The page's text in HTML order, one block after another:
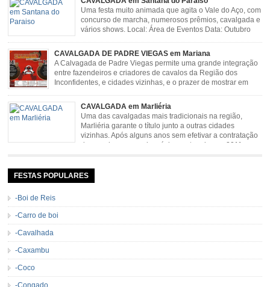
Uma festa muito animada que agita o Vale do Aço, com
concurso de marcha, numerosos prêmios, cavalgada e
vários shows. Local: Área de Eventos Data: Outubro
CAVALGADA DE PADRE VIEGAS em Mariana
A Calvagada de Padre Viegas permite uma grande integração
entre fazendeiros e criadores de cavalos da Região dos
Inconfidentes, e cidades vizinhas, e o prazer de mostrar em
resgata cultura e saúde além de contar com apresentações musicais. Local:
Distrito de Padre Viegas, Antigo Campo de […]
CAVALGADA em Marliéria
Uma das cavalgadas mais tradicionais na região,
Marliéria garante o título junto a outras cidades
vizinhas. Após alguns anos sem efetivar a contratação
de grandes nomes da música sertaneja, em 2011 a
Cavalgada de Marliéria voltou, e não deixou dúvidas de que sua tradição
de […]
FESTAS POPULARES
-Boi de Reis
-Carro de boi
-Cavalhada
-Caxambu
-Coco
-Congado